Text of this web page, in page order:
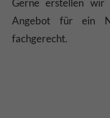
Gerne erstellen wir
Angebot für ein
fachgerecht.